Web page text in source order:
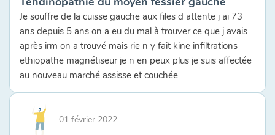
Je souffre de la cuisse gauche aux files d attente j ai 73
ans depuis 5 ans on a eu du mal à trouver ce que j avais
après irm on a trouvé mais rie n y fait kine infiltrations
ethiopathe magnétiseur je n en peux plus je suis affectée
au nouveau marché assisse et couchée
01 février 2022